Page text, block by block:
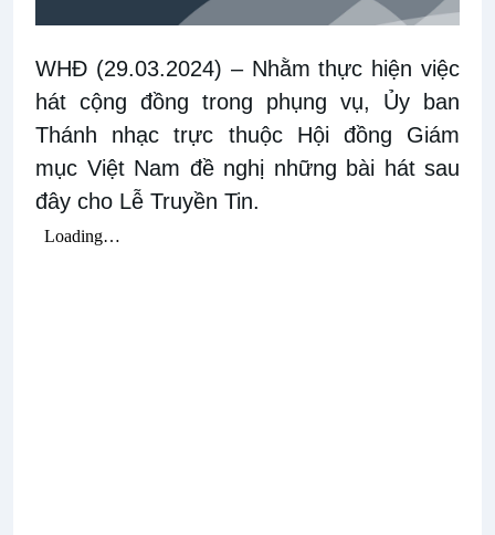
WHĐ (29.03.2024) – Nhằm thực hiệnviệc
hát cộng đồng trong phụng vụ, Ủy ban
Thánh nhạc trực thuộc Hội đồng Giám
mục Việt Nam đề nghị những bài hát sau
đây cho Lễ Truyền Tin.